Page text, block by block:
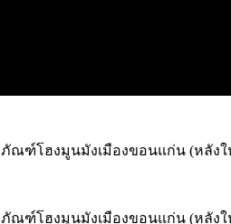
ณฑ์โฮงมูนมังเมืองขอนแก่น (หลัง
ณฑ์โฮงมูนมังเมืองขอนแก่น (หลั